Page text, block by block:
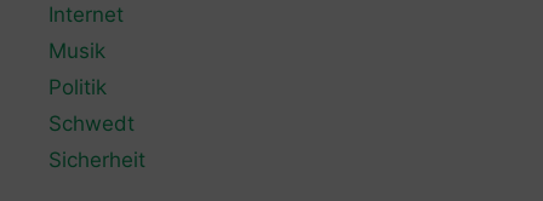
Internet
Musik
Politik
Schwedt
Sicherheit